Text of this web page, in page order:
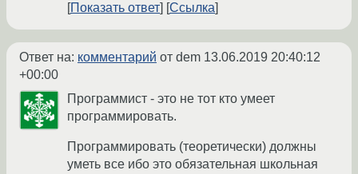
Показать ответ
Ссылка
Ответ на: комментарий от dem 13.06.2019 20:40:12
+00:00
Программист - это не тот кто умеет
программировать.
Программировать (теоретически) должны
уметь все ибо это обязательная школьная